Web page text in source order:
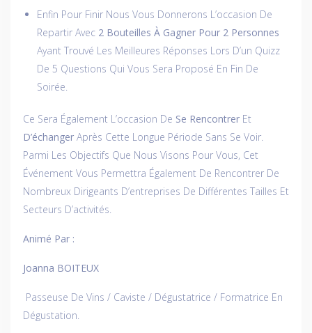
Enfin Pour Finir Nous Vous Donnerons L’occasion De
Repartir Avec 2 Bouteilles À Gagner Pour 2 Personnes
Ayant Trouvé Les Meilleures Réponses Lors D’un Quizz
De 5 Questions Qui Vous Sera Proposé En Fin De
Soirée.
Ce Sera Également L’occasion De Se Rencontrer Et
D’échanger Après Cette Longue Période Sans Se Voir.
Parmi Les Objectifs Que Nous Visons Pour Vous, Cet
Événement Vous Permettra Également De Rencontrer De
Nombreux Dirigeants D’entreprises De Différentes Tailles Et
Secteurs D’activités.
Animé Par :
Joanna BOITEUX
Passeuse De Vins / Caviste / Dégustatrice / Formatrice En
Dégustation.